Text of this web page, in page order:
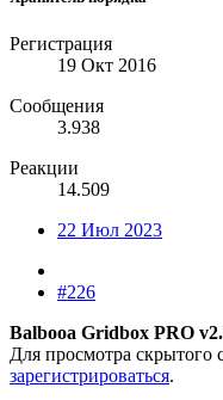
Регистрация
19 Окт 2016
Сообщения
3.938
Реакции
14.509
22 Июл 2023
#226
Balbooa Gridbox PRO
Для просмотра
зарегистрироваться.